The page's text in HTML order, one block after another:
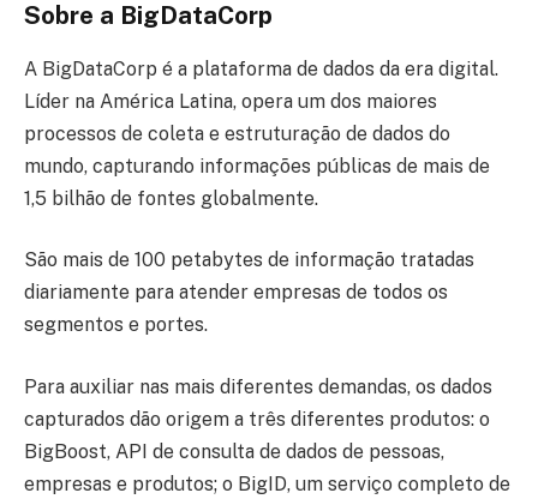
Sobre a BigDataCorp
A BigDataCorp é a plataforma de dados da era digital.
Líder na América Latina, opera um dos maiores
processos de coleta e estruturação de dados do
mundo, capturando informações públicas de mais de
1,5 bilhão de fontes globalmente.
São mais de 100 petabytes de informação tratadas
diariamente para atender empresas de todos os
segmentos e portes.
Para auxiliar nas mais diferentes demandas, os dados
capturados dão origem a três diferentes produtos: o
BigBoost, API de consulta de dados de pessoas,
empresas e produtos; o BigID, um serviço completo de